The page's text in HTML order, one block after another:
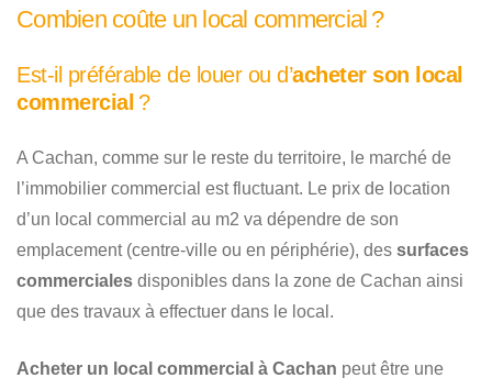
Combien coûte un local commercial ?
Est-il préférable de louer ou d’acheter son local
commercial ?
A Cachan, comme sur le reste du territoire, le marché de
l’immobilier commercial est fluctuant. Le prix de location
d’un local commercial au m2 va dépendre de son
emplacement (centre-ville ou en périphérie), des surfaces
commerciales disponibles dans la zone de Cachan ainsi
que des travaux à effectuer dans le local.
Acheter un local commercial à Cachan peut être une